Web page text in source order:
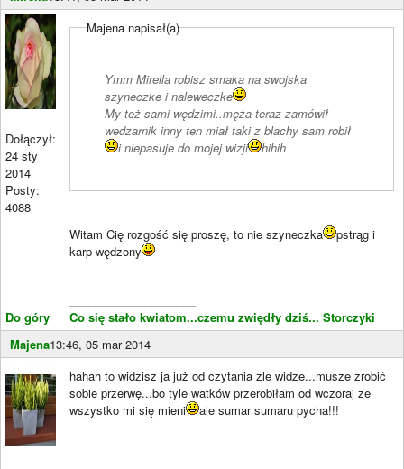
Dołączył:
24 sty
2014
Posty:
4088
Do góry
Majena napisał(a)
Ymm Mirella robisz smaka na swojska
szyneczke i naleweczke
My też sami wędzimi..męża teraz zamówił
wedzarnik inny ten miał taki z blachy sam robił
i niepasuje do mojej wizji
hihih
Witam Cię rozgość się proszę, to nie szyneczka
pstrąg i
karp wędzony
Co się stało kwiatom...czemu zwiędły dziś... Storczyki
Majena13:46, 05 mar 2014
hahah to widzisz ja już od czytania zle widze...musze zrobić
sobie przerwę...bo tyle watków przerobiłam od wczoraj ze
wszystko mi się mieni
ale sumar sumaru pycha!!!